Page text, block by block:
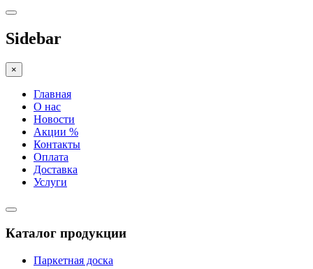
Sidebar
×
Главная
О нас
Новости
Акции %
Контакты
Оплата
Доставка
Услуги
Каталог продукции
Паркетная доска